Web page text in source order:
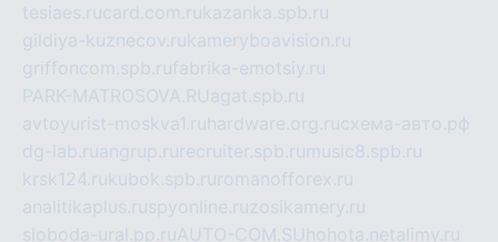
tesiaes.rucard.com.rukazanka.spb.ru
gildiya-kuznecov.rukameryboavision.ru
griffoncom.spb.rufabrika-emotsiy.ru
PARK-MATROSOVA.RUagat.spb.ru
avtoyurist-moskva1.ru hardware.org.ruсхема-авто.рф
dg-lab.ruangrup.ru recruiter.spb.ru music8.spb.ru
krsk124.rukubok.spb.ru romanofforex.ru
analitikaplus.ruspyonline.ruzosikamery.ru
sloboda-ural.pp.ruAUTO-COM.SU hohota.netalimy.ru